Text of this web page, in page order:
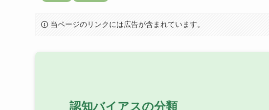
当ページのリンクには広告が含まれています。